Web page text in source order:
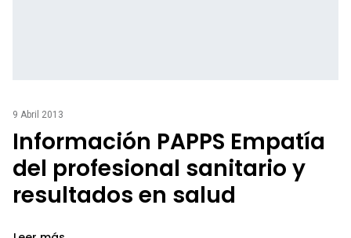
9 Abril 2013
Información PAPPS Empatía
del profesional sanitario y
resultados en salud